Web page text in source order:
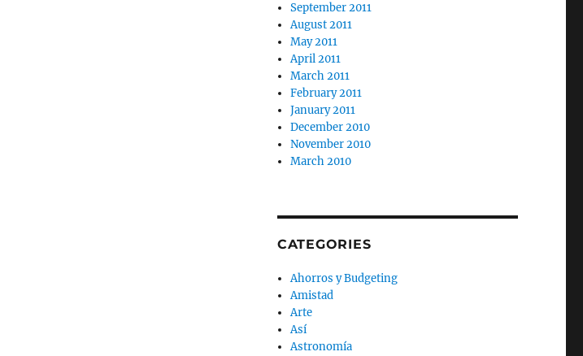
September 2011
August 2011
May 2011
April 2011
March 2011
February 2011
January 2011
December 2010
November 2010
March 2010
CATEGORIES
Ahorros y Budgeting
Amistad
Arte
Así
Astronomía